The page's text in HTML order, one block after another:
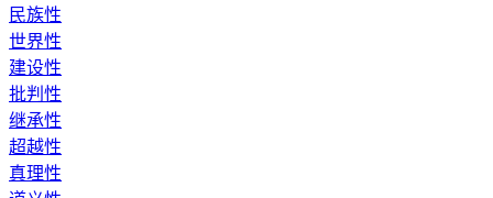
民族性
世界性
建设性
批判性
继承性
超越性
真理性